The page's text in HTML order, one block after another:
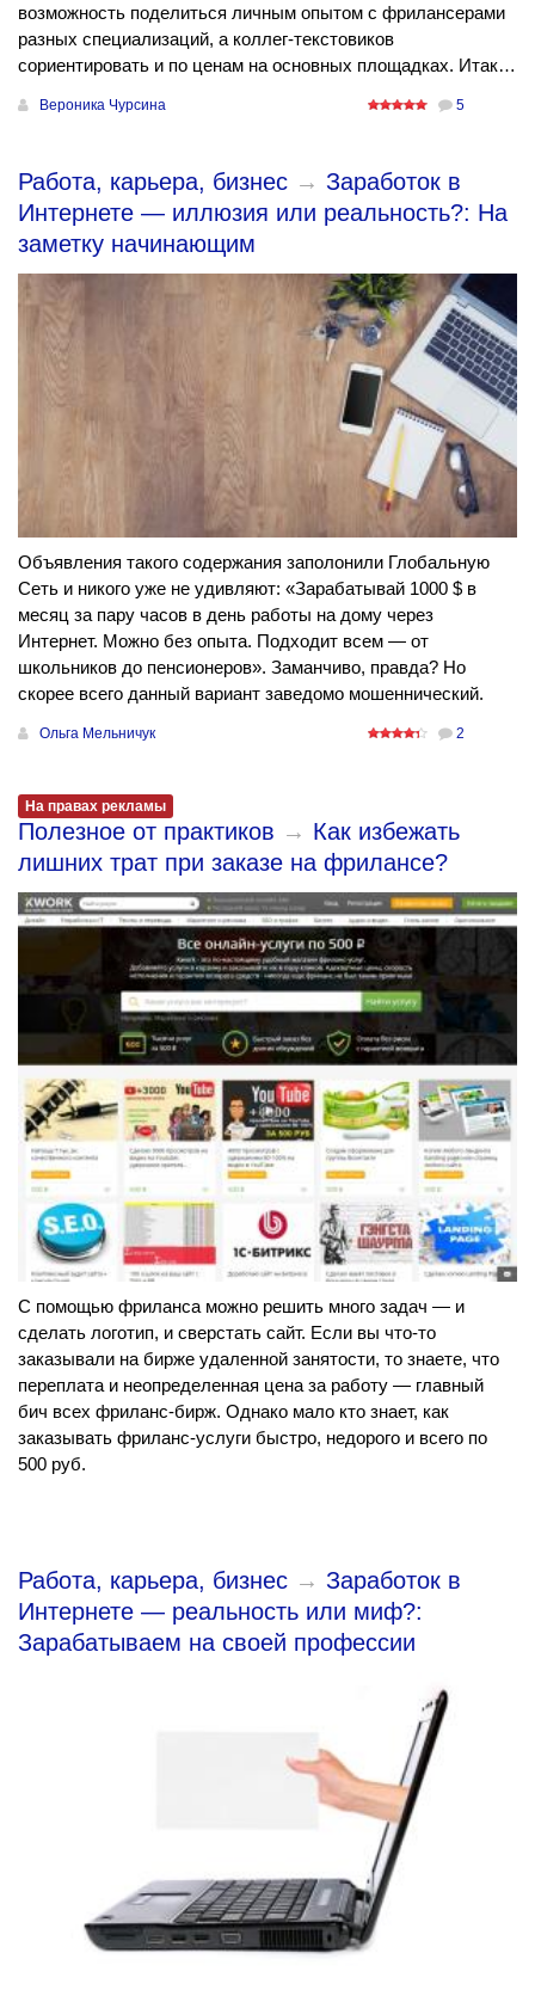
возможность поделиться личным опытом с фрилансерами
разных специализаций, а коллег-текстовиков
сориентировать и по ценам на основных площадках. Итак…
Вероника Чурсина 5
Работа, карьера, бизнес → Заработок в
Интернете — иллюзия или реальность?: На
заметку начинающим
Объявления такого содержания заполонили Глобальную
Сеть и никого уже не удивляют: «Зарабатывай 1000 $ в
месяц за пару часов в день работы на дому через
Интернет. Можно без опыта. Подходит всем — от
школьников до пенсионеров». Заманчиво, правда? Но
скорее всего данный вариант заведомо мошеннический.
Ольга Мельничук 2
На правах рекламы
Полезное от практиков → Как избежать
лишних трат при заказе на фрилансе?
С помощью фриланса можно решить много задач — и
сделать логотип, и сверстать сайт. Если вы что-то
заказывали на бирже удаленной занятости, то знаете, что
переплата и неопределенная цена за работу — главный
бич всех фриланс-бирж. Однако мало кто знает, как
заказывать фриланс-услуги быстро, недорого и всего по
500 руб.
Работа, карьера, бизнес → Заработок в
Интернете — реальность или миф?:
Зарабатываем на своей профессии